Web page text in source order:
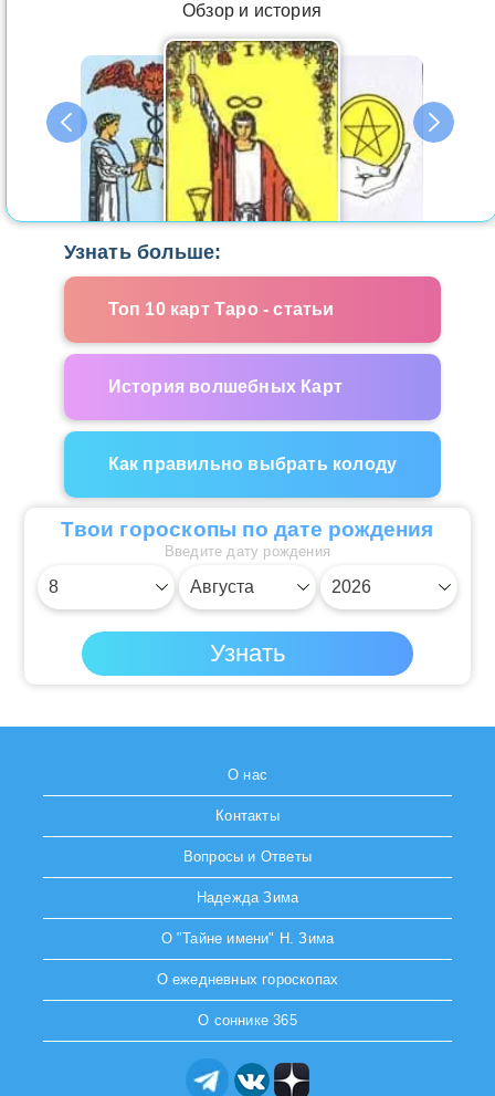
Обзор и история
Узнать больше:
Топ 10 карт Таро - статьи
История волшебных Карт
Как правильно выбрать колоду
Твои гороскопы по дате рождения
Введите дату рождения
О нас
Контакты
Вопросы и Ответы
Надежда Зима
О "Тайне имени" Н. Зима
О ежедневных гороскопах
О соннике 365